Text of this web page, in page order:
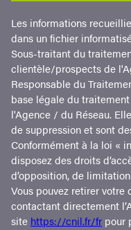
Les informations
dans un fichier
Sous-traitant du
clientèle/prospects de
Responsable du
base légale du
l'Agence / du Réseau.
de suppression et sont
Conformément à la loi «
disposez des droits
d’opposition, de
Vous pouvez retirer
contactant directement
site https://cnil.fr/fr pour